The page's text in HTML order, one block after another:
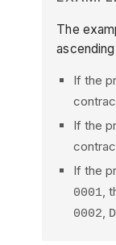
The
If the
If the
If the
0001 ,
0002